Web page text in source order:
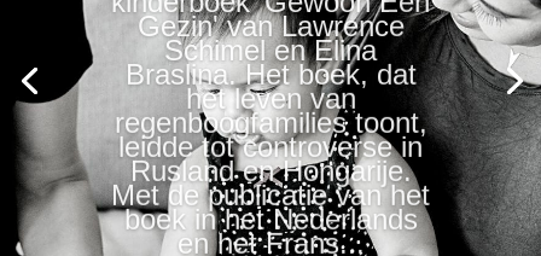
Gezin' van Lawrence
Schimel en Elina
Braslina. Het boek, dat
het leven van
regenboogfamilies toont,
leidde tot controverse in
Rusland en Hongarije.
Met de publicatie van het
boek in het Nederlands
en het Frans...